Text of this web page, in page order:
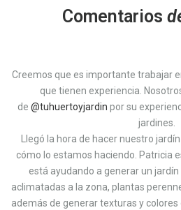
Comentarios
Creemos que es importante trabajar
que tienen experiencia.
de @tuhuertoyjardin por su
jardines.
Llegó la hora de hacer nuestro
cómo lo estamos haciendo. Patricia
está ayudando a generar un
aclimatadas a la zona, plantas
además de generar texturas y